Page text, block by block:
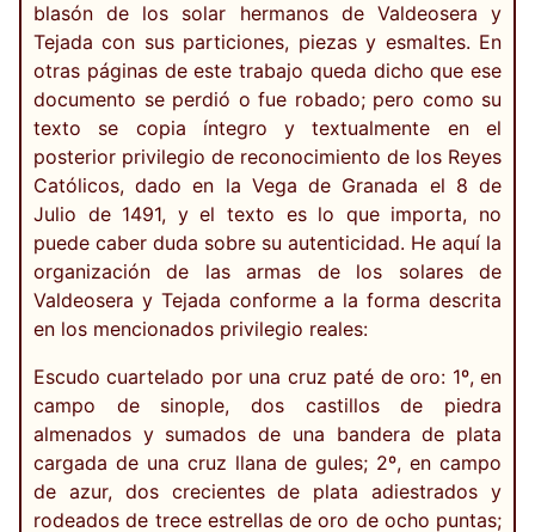
blasón de los solar hermanos de Valdeosera y
Tejada con sus particiones, piezas y esmaltes. En
otras páginas de este trabajo queda dicho que ese
documento se perdió o fue robado; pero como su
texto se copia íntegro y textualmente en el
posterior privilegio de reconocimiento de los Reyes
Católicos, dado en la Vega de Granada el 8 de
Julio de 1491, y el texto es lo que importa, no
puede caber duda sobre su autenticidad. He aquí la
organización de las armas de los solares de
Valdeosera y Tejada conforme a la forma descrita
en los mencionados privilegio reales:
Escudo cuartelado por una cruz paté de oro: 1º, en
campo de sinople, dos castillos de piedra
almenados y sumados de una bandera de plata
cargada de una cruz llana de gules; 2º, en campo
de azur, dos crecientes de plata adiestrados y
rodeados de trece estrellas de oro de ocho puntas;